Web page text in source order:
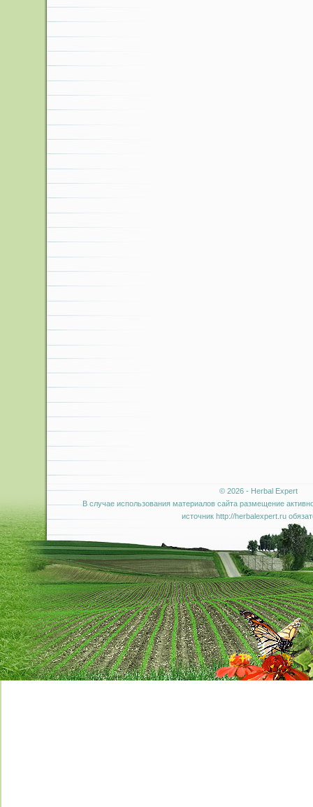
© 2026 - Herbal Expert
В случае использования материалов сайта размещение
источник http://herbalexpert.ru